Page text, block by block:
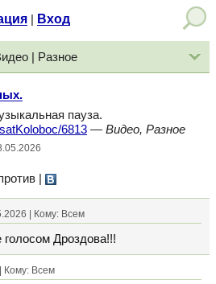
Вход
| Разное
пауза.
6813 — Видео, Разное
| Кому: Всем
Дроздова!!!
Кому: Всем